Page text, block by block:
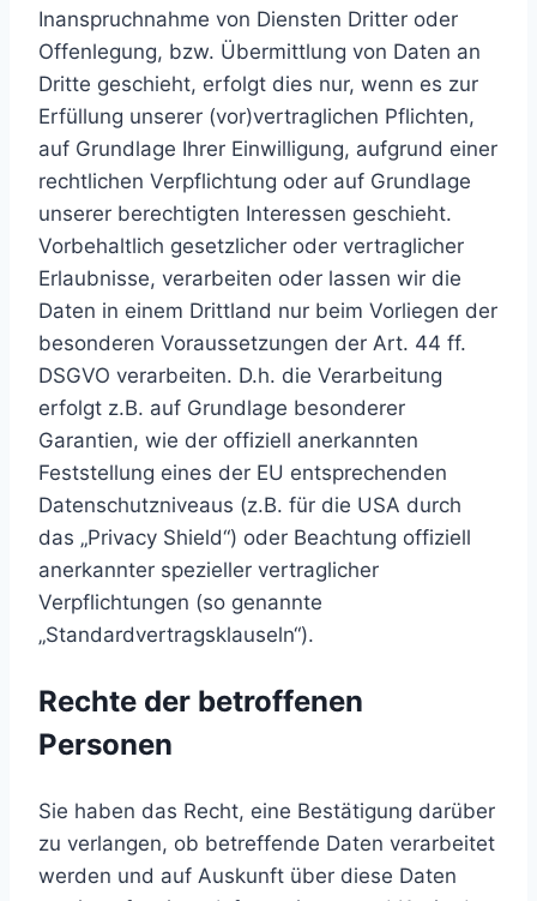
Inanspruchnahme von Diensten Dritter oder
Offenlegung, bzw. Übermittlung von Daten an
Dritte geschieht, erfolgt dies nur, wenn es zur
Erfüllung unserer (vor)vertraglichen Pflichten,
auf Grundlage Ihrer Einwilligung, aufgrund einer
rechtlichen Verpflichtung oder auf Grundlage
unserer berechtigten Interessen geschieht.
Vorbehaltlich gesetzlicher oder vertraglicher
Erlaubnisse, verarbeiten oder lassen wir die
Daten in einem Drittland nur beim Vorliegen der
besonderen Voraussetzungen der Art. 44 ff.
DSGVO verarbeiten. D.h. die Verarbeitung
erfolgt z.B. auf Grundlage besonderer
Garantien, wie der offiziell anerkannten
Feststellung eines der EU entsprechenden
Datenschutzniveaus (z.B. für die USA durch
das „Privacy Shield“) oder Beachtung offiziell
anerkannter spezieller vertraglicher
Verpflichtungen (so genannte
„Standardvertragsklauseln“).
Rechte der betroffenen
Personen
Sie haben das Recht, eine Bestätigung darüber
zu verlangen, ob betreffende Daten verarbeitet
werden und auf Auskunft über diese Daten